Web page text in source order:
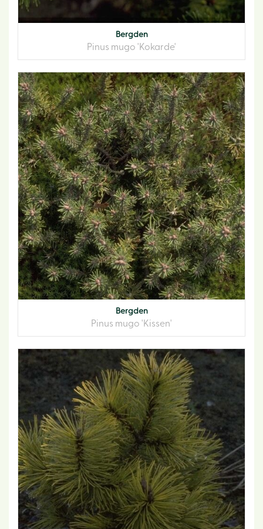
Bergden
Pinus mugo 'Kokarde'
Bergden
Pinus mugo 'Kissen'